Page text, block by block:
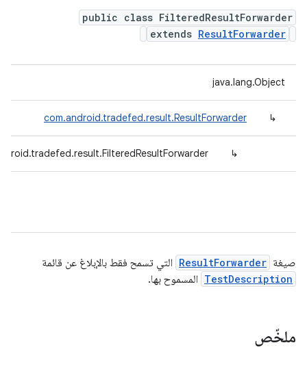
public class FilteredResultForwarder
extends ResultForwarder
java.lang.Object
↳
com.android.tradefed.result.ResultForwarder
↳
صيغة ResultForwarder التي تسمح فقط بالإبلاغ عن قائمة
TestDescription المسموح بها.
ملخّص